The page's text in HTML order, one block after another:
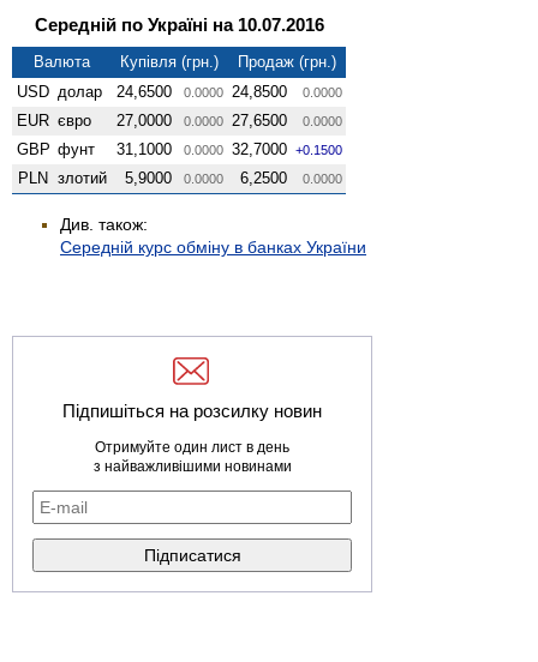
Середній по Україні на 10.07.2016
Валюта Купівля (грн.)
Продаж (грн.)
USD долар 24,6500 0.0000 24,8500 0.0000
EUR євро 27,0000 0.0000 27,6500 0.0000
GBP фунт 31,1000 0.0000 32,7000 +0.1500
PLN злотий 5,9000 0.0000 6,2500 0.0000
Див. також:
Середній курс обміну в банках України
Підпишіться на розсилку новин
Отримуйте один лист в день
з найважливішими новинами